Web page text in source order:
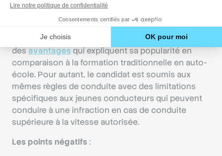
Souplesse du dispositif sans durée et
kilométrage minimum.
La conduite accompagnée possède également
des avantagesqui expliquent sa popularité en
comparaison à la formation traditionnelle en auto-
école. Pour autant, le candidat est soumis aux
mêmes règles de conduite avec des limitations
spécifiques aux jeunes conducteurs qui peuvent
conduire à une infraction en cas de conduite
supérieure à la vitesse autorisée.
Les points négatifs :